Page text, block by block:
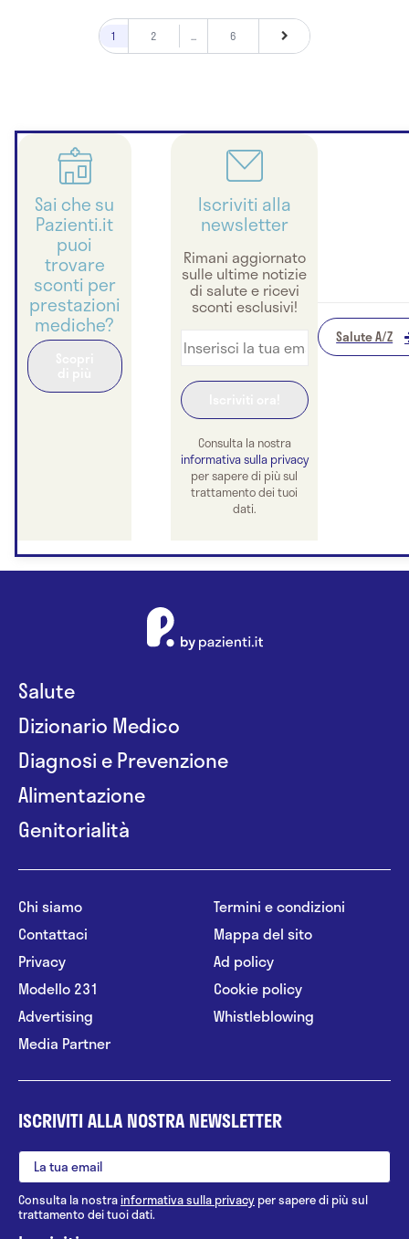
1 2 ... 6
Sai che su
Pazienti.it
puoi
trovare
sconti per
prestazioni
mediche?
Iscriviti alla
newsletter
Rimani aggiornato
sulle ultime notizie
di salute e ricevi
sconti esclusivi!
Consulta la nostra
informativa sulla privacy
per sapere di più sul
trattamento dei tuoi
dati.
Salute A/Z
Salute
Dizionario Medico
Diagnosi e Prevenzione
Alimentazione
Genitorialità
Chi siamo
Contattaci
Privacy
Modello 231
Advertising
Media Partner
Termini e condizioni
Mappa del sito
Ad policy
Cookie policy
Whistleblowing
ISCRIVITI ALLA NOSTRA NEWSLETTER
Consulta la nostrainformativa sulla privacy per sapere di più sul
trattamento dei tuoi dati.